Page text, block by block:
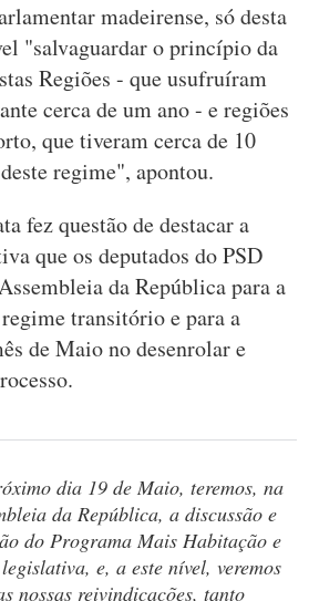
madeirense, só desta
"salvaguardar o princípio da
Regiões - que usufruíram
cerca de um ano - e regiões
que tiveram cerca de 10
regime", apontou.
fez questão de destacar a
que os deputados do PSD
da República para a
transitório e para a
de Maio no desenrolar e
dia 19 de Maio, teremos, na
da República, a discussão e
do Programa Mais Habitação e
e, a este nível, veremos
nossas reivindicações, tanto